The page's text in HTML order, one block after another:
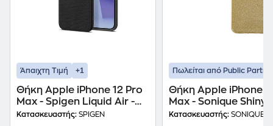
Άπαιχτη Τιμή +1
Θήκη Apple iPhone 12 Pro
Max - Spigen Liquid Air -
Matte Black
Κατασκευαστής: SPIGEN
Πωλείται από Public
Θήκη Apple iPhone
Max - Sonique Shiny
Χρυσό
Κατασκευαστής: SONIQUE